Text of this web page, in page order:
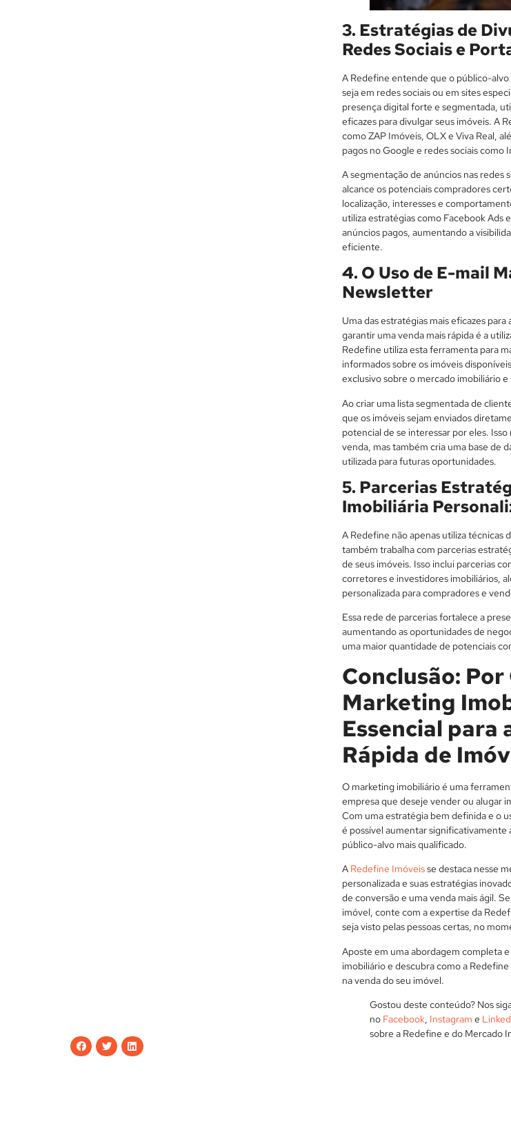
3. Estratégias de
Redes Sociais e
A Redefine entende que o público-alvo
seja em redes sociais ou em sites
presença digital forte e segmentada,
eficazes para divulgar seus imóveis. A
como ZAP Imóveis, OLX e Viva Real,
pagos no Google e redes sociais como
A segmentação de anúncios nas redes
alcance os potenciais compradores
localização, interesses e
utiliza estratégias como Facebook Ads
anúncios pagos, aumentando a
eficiente.
4. O Uso de E-mail
Newsletter
Uma das estratégias mais eficazes
garantir uma venda mais rápida é a
Redefine utiliza esta ferramenta para
informados sobre os imóveis
exclusivo sobre o mercado imobiliário
Ao criar uma lista segmentada de
que os imóveis sejam enviados
potencial de se interessar por eles.
venda, mas também cria uma base de
utilizada para futuras oportunidades.
5. Parcerias
Imobiliária
A Redefine não apenas utiliza técnicas
também trabalha com parcerias
de seus imóveis. Isso inclui parcerias
corretores e investidores imobiliários,
personalizada para compradores e
Essa rede de parcerias fortalece a
aumentando as oportunidades de
uma maior quantidade de potenciais
Conclusão: Por
Marketing
Essencial para
Rápida de
O marketing imobiliário é uma
empresa que deseje vender ou alugar
Com uma estratégia bem definida e o
é possível aumentar significativamente
público-alvo mais qualificado.
A Redefine Imóveisse destaca nesse
personalizada e suas estratégias
de conversão e uma venda mais ágil.
imóvel, conte com a expertise da
seja visto pelas pessoas certas, no
Aposte em uma abordagem completa
imobiliário e descubra como a
na venda do seu imóvel.
Gostou deste conteúdo? Nos
no Facebook, Instagram e
sobre a Redefine e do Mercado